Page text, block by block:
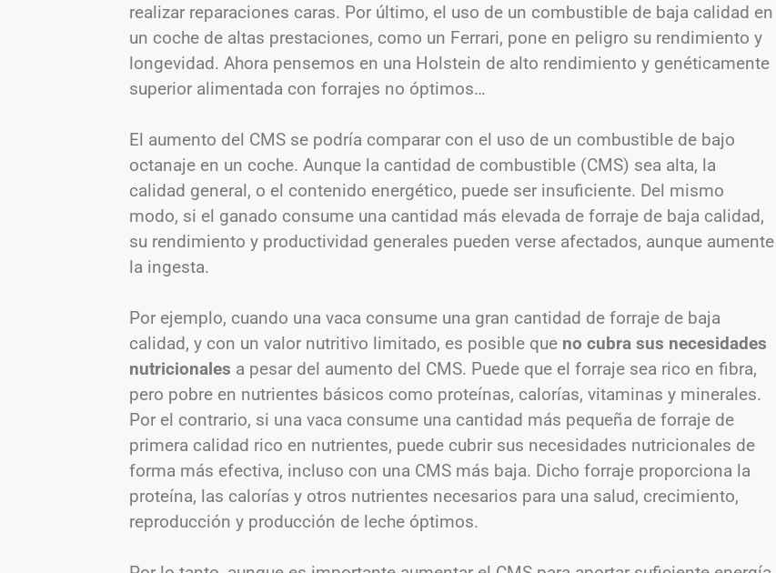
realizar reparaciones caras. Por último, el uso de un combustible de baja calidad en
un coche de altas prestaciones, como un Ferrari, pone en peligro su rendimiento y
longevidad. Ahora pensemos en una Holstein de alto rendimiento y genéticamente
superior alimentada con forrajes no óptimos…
El aumento del CMS se podría comparar con el uso de un combustible de bajo
octanaje en un coche. Aunque la cantidad de combustible (CMS) sea alta, la
calidad general, o el contenido energético, puede ser insuficiente. Del mismo
modo, si el ganado consume una cantidad más elevada de forraje de baja calidad,
su rendimiento y productividad generales pueden verse afectados, aunque aumente
la ingesta.
Por ejemplo, cuando una vaca consume una gran cantidad de forraje de baja
calidad, y con un valor nutritivo limitado, es posible que no cubra sus necesidades
nutricionales a pesar del aumento del CMS. Puede que el forraje sea rico en fibra,
pero pobre en nutrientes básicos como proteínas, calorías, vitaminas y minerales.
Por el contrario, si una vaca consume una cantidad más pequeña de forraje de
primera calidad rico en nutrientes, puede cubrir sus necesidades nutricionales de
forma más efectiva, incluso con una CMS más baja. Dicho forraje proporciona la
proteína, las calorías y otros nutrientes necesarios para una salud, crecimiento,
reproducción y producción de leche óptimos.